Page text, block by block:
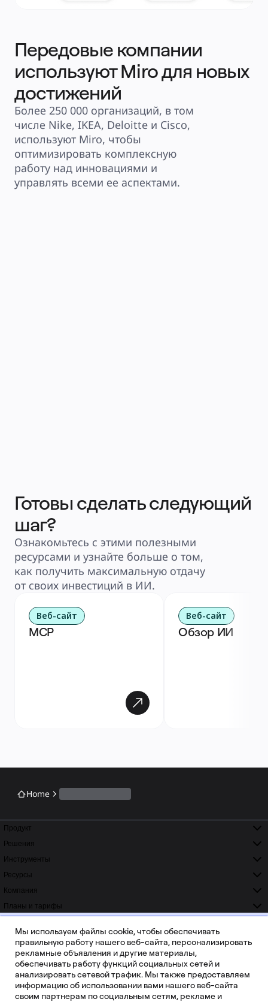
Передовые компании
используют Miro для новых
достижений
Более 250 000 организаций, в том
числе Nike, IKEA, Deloitte и Cisco,
используют Miro, чтобы
оптимизировать комплексную
работу над инновациями и
управлять всеми ее аспектами.
Готовы сделать следующий
шаг?
Ознакомьтесь с этими полезными
ресурсами и узнайте больше о том,
как получить максимальную отдачу
от своих инвестиций в ИИ.
Веб-сайт
MCP
Веб-сайт
Обзор ИИ
Home
Продукт
Решения
Инструменты
Ресурсы
Компания
Планы и тарифы
ISO 42001
READY
ISO 27001
CERTIFIED
SOC 2
COMPLIANT
COMPLIANT
Мы используем файлы cookie, чтобы обеспечивать
правильную работу нашего веб-сайта, персонализировать
рекламные объявления и другие материалы,
обеспечивать работу функций социальных сетей и
анализировать сетевой трафик. Мы также предоставляем
информацию об использовании вами нашего веб-сайта
своим партнерам по социальным сетям, рекламе и